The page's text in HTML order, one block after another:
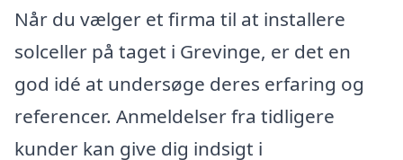
Når du vælger et firma til at installere
solceller på taget i Grevinge, er det en
god idé at undersøge deres erfaring og
referencer. Anmeldelser fra tidligere
kunder kan give dig indsigt i